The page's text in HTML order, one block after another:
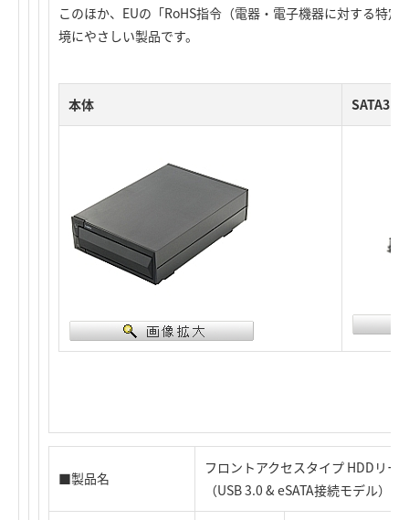
このほか、EUの「RoHS指令（電器・電子機器に対する特
境にやさしい製品です。
本体 SATA3.5
■製品名
フロントアクセスタイプ HDDリ
（USB 3.0 & eSATA接続モデル）